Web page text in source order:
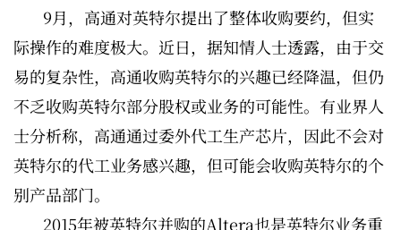
9月，高通对英特尔提出了整体收购要约，但实
际操作的难度极大。近日，据知情人士透露，由于交
易的复杂性，高通收购英特尔的兴趣已经降温，但仍
不乏收购英特尔部分股权或业务的可能性。有业界人
士分析称，高通通过委外代工生产芯片，因此不会对
英特尔的代工业务感兴趣，但可能会收购英特尔的个
别产品部门。
2015年被英特尔并购的Altera也是英特尔业务重